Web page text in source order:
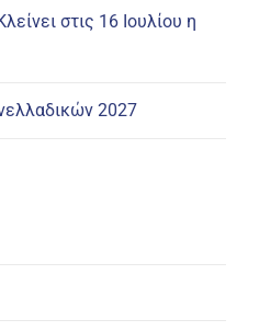
στις 16 Ιουλίου η
2027